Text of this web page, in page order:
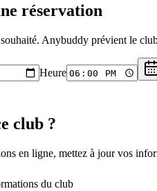
réservation
Anybuddy prévient le
Heure
club ?
en ligne, mettez à jour vos
du club